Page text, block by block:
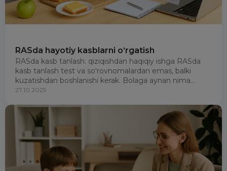
RASda hayotiy kasblarni o‘rgatish
RASda kasb tanlash: qiziqishdan haqiqiy ishga RASda
kasb tanlash test va so‘rovnomalardan emas, balki
kuzatishdan boshlanishi kerak. Bolaga aynan nima...
27.10.2025